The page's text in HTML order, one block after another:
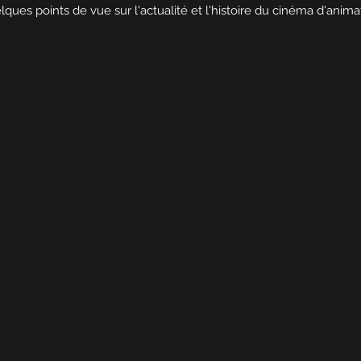
points de vue sur l'actualité et l'histoire du cinéma